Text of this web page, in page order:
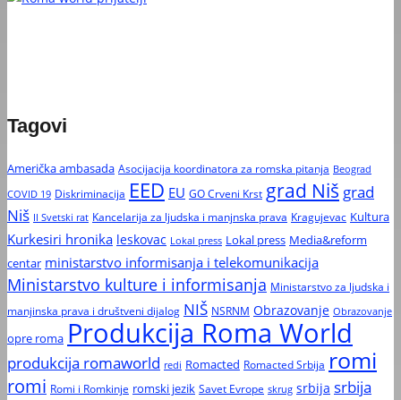
Tagovi
Američka ambasada Asocijacija koordinatora za romska pitanja Beograd
COVID 19 Diskriminacija EED EU GO Crveni Krst grad Niš grad
Niš II Svetski rat Kancelarija za ljudska i manjnska prava Kragujevac Kultura
Kurkesiri hronika leskovac Lokal press Lokal press Media&reform
centar ministarstvo informisanja i telekomunikacija
Ministarstvo kulture i informisanja Ministarstvo za ljudska i
manjinska prava i društveni dijalog NIŠ NSRNM Obrazovanje Obrazovanje
opre roma Produkcija Roma World
produkcija romaworld redi Romacted Romacted Srbija romi
romi Romi i Romkinje romski jezik Savet Evrope skrug srbija srbija